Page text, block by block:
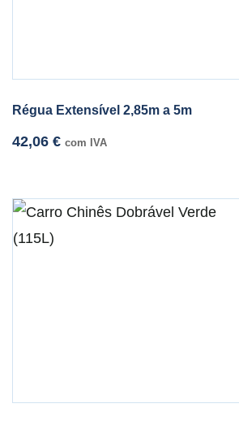
Régua Extensível 2,85m a 5m
42,06 € com IVA